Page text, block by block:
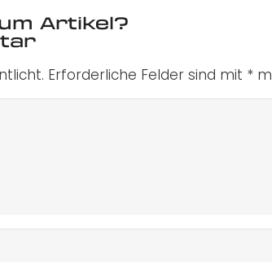
Artikel?
Erforderliche Felder sind mit *